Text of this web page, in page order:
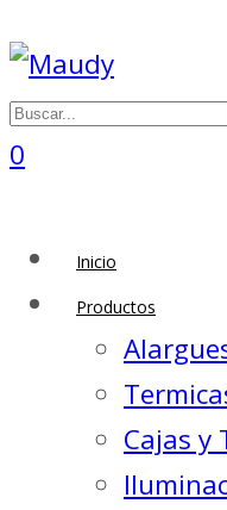
0
Inicio
Productos
Cajas y